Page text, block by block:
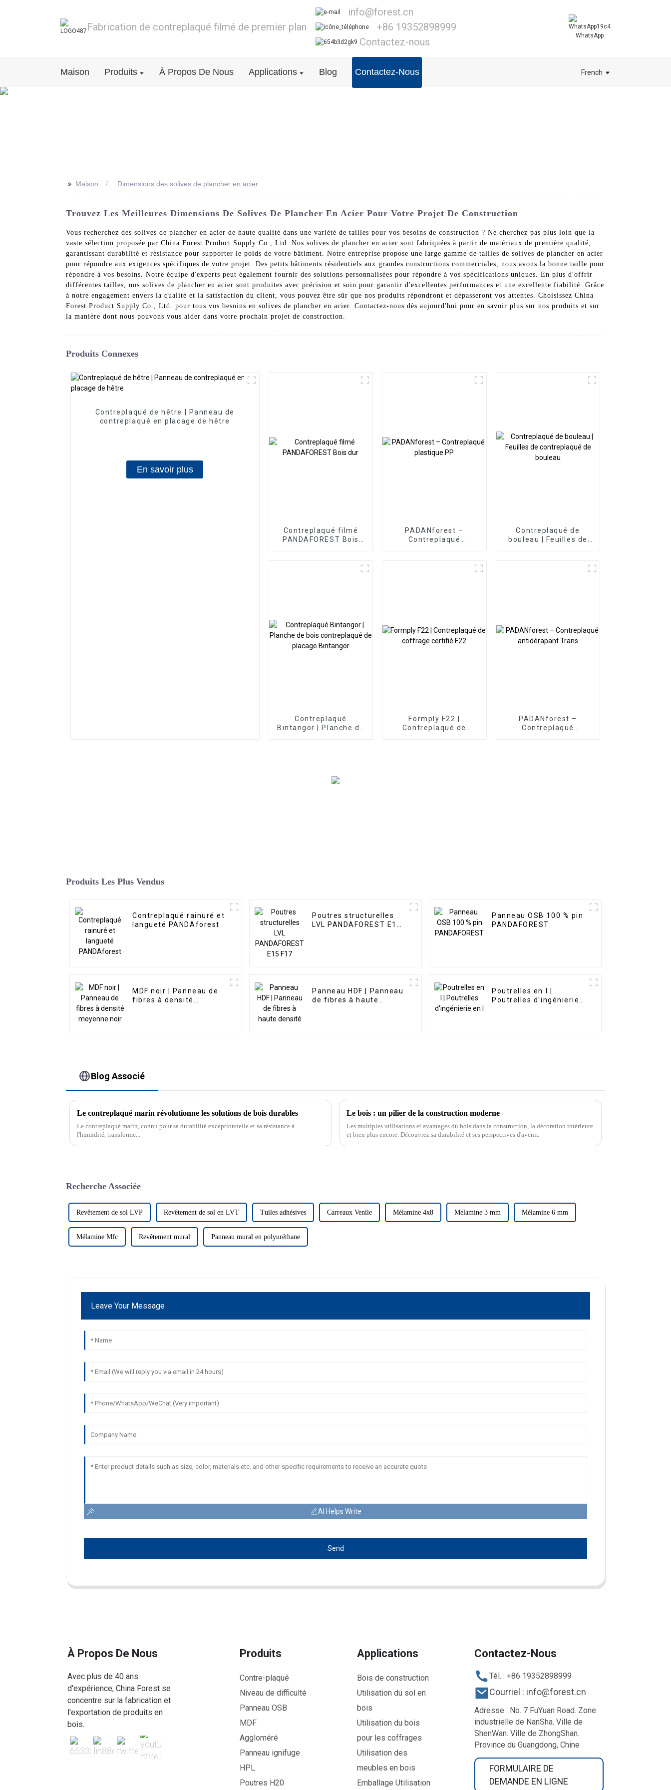
Fabrication de contreplaqué filmé de premier plan
info@forest.cn
+86 19352898999
Contactez-nous
WhatsApp
Maison Produits À Propos De Nous Applications Blog Contactez-Nous French
>> Maison Dimensions des solives de plancher en acier
Trouvez Les Meilleures Dimensions De Solives De Plancher En Acier Pour Votre Projet De Construction
Vous recherchez des solives de plancher en acier de haute qualité dans une variété de tailles pour vos besoins de construction ? Ne cherchez pas plus loin que la
vaste sélection proposée par China Forest Product Supply Co., Ltd. Nos solives de plancher en acier sont fabriquées à partir de matériaux de première qualité,
garantissant durabilité et résistance pour supporter le poids de votre bâtiment. Notre entreprise propose une large gamme de tailles de solives de plancher en acier
pour répondre aux exigences spécifiques de votre projet. Des petits bâtiments résidentiels aux grandes constructions commerciales, nous avons la bonne taille pour
répondre à vos besoins. Notre équipe d'experts peut également fournir des solutions personnalisées pour répondre à vos spécifications uniques. En plus d'offrir
différentes tailles, nos solives de plancher en acier sont produites avec précision et soin pour garantir d'excellentes performances et une excellente fiabilité. Grâce
à notre engagement envers la qualité et la satisfaction du client, vous pouvez être sûr que nos produits répondront et dépasseront vos attentes. Choisissez China
Forest Product Supply Co., Ltd. pour tous vos besoins en solives de plancher en acier. Contactez-nous dès aujourd'hui pour en savoir plus sur nos produits et sur
la manière dont nous pouvons vous aider dans votre prochain projet de construction.
Produits Connexes
Contreplaqué de hêtre | Panneau de
contreplaqué en placage de hêtre
En savoir plus
Contreplaqué filmé
PANDAFOREST Bois
PADANforest –
Contreplaqué
Contreplaqué de
bouleau | Feuilles de
Contreplaqué
Bintangor | Planche de
Formply F22 |
Contreplaqué de
PADANforest –
Contreplaqué
Produits Les Plus Vendus
Contreplaqué rainuré et
langueté PANDAforest
Poutres structurelles
LVL PANDAFOREST E15
Panneau OSB 100 % pin
PANDAFOREST
MDF noir | Panneau de
fibres à densité
Panneau HDF | Panneau
de fibres à haute
Poutrelles en I |
Poutrelles d'ingénierie
Blog Associé
Le contreplaqué marin révolutionne les solutions de bois durables
Le contreplaqué marin, connu pour sa durabilité exceptionnelle et sa résistance à
l'humidité, transforme...
Le bois : un pilier de la construction moderne
Les multiples utilisations et avantages du bois dans la construction, la décoration intérieure
et bien plus encore. Découvrez sa durabilité et ses perspectives d'avenir.
Recherche Associée
Revêtement de sol LVP Revêtement de sol en LVT Tuiles adhésives Carreaux Venile Mélamine 4x8 Mélamine 3 mm Mélamine 6 mm
Mélamine Mfc Revêtement mural Panneau mural en polyuréthane
Leave Your Message
AI Helps Write
Send
À Propos De Nous
Avec plus de 40 ans
d'expérience, China Forest se
concentre sur la fabrication et
l'exportation de produits en
bois.
Produits
Contre-plaqué
Niveau de difficulté
Panneau OSB
MDF
Aggloméré
Panneau ignifuge
HPL
Poutres H20
Applications
Bois de construction
Utilisation du sol en
bois
Utilisation du bois
pour les coffrages
Utilisation des
meubles en bois
Emballage Utilisation
Contactez-Nous
Tél. : +86 19352898999
Courriel : info@forest.cn
Adresse : No. 7 FuYuan Road. Zone
industrielle de NanSha. Ville de
ShenWan. Ville de ZhongShan.
Province du Guangdong, Chine
FORMULAIRE DE
DEMANDE EN LIGNE